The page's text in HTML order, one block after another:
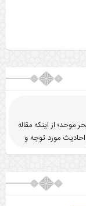
موحد؛ از اینکه مقاله
مورد توجه و